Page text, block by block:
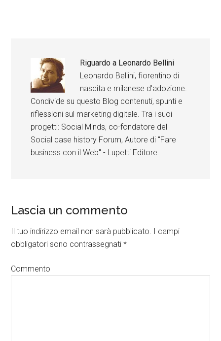
Riguardo a Leonardo Bellini
Leonardo Bellini, fiorentino di
nascita e milanese d'adozione.
Condivide su questo Blog contenuti, spunti e
riflessioni sul marketing digitale. Tra i suoi
progetti: Social Minds, co-fondatore del
Social case history Forum, Autore di "Fare
business con il Web" - Lupetti Editore.
Lascia un commento
Il tuo indirizzo email non sarà pubblicato. I campi
obbligatori sono contrassegnati*
Commento